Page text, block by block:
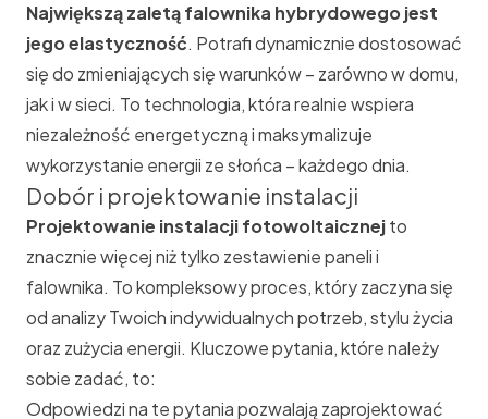
Największą zaletą falownika hybrydowego jest
jego elastyczność. Potrafi dynamicznie dostosować
się do zmieniających się warunków – zarówno w domu,
jak i w sieci. To technologia, która realnie wspiera
niezależność energetyczną i maksymalizuje
wykorzystanie energii ze słońca – każdego dnia.
Dobór i projektowanie instalacji
Projektowanie instalacji fotowoltaicznejto
znacznie więcej niż tylko zestawienie paneli i
falownika. To kompleksowy proces, który zaczyna się
od analizy Twoich indywidualnych potrzeb, stylu życia
oraz zużycia energii. Kluczowe pytania, które należy
sobie zadać, to:
Odpowiedzi na te pytania pozwalają zaprojektować